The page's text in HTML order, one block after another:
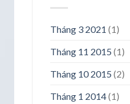
Tháng 3 2021 (1)
Tháng 11 2015 (1)
Tháng 10 2015 (2)
Tháng 1 2014(1)